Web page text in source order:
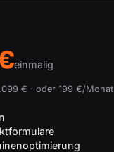
einmalig
€ · oder 199 €/Monat